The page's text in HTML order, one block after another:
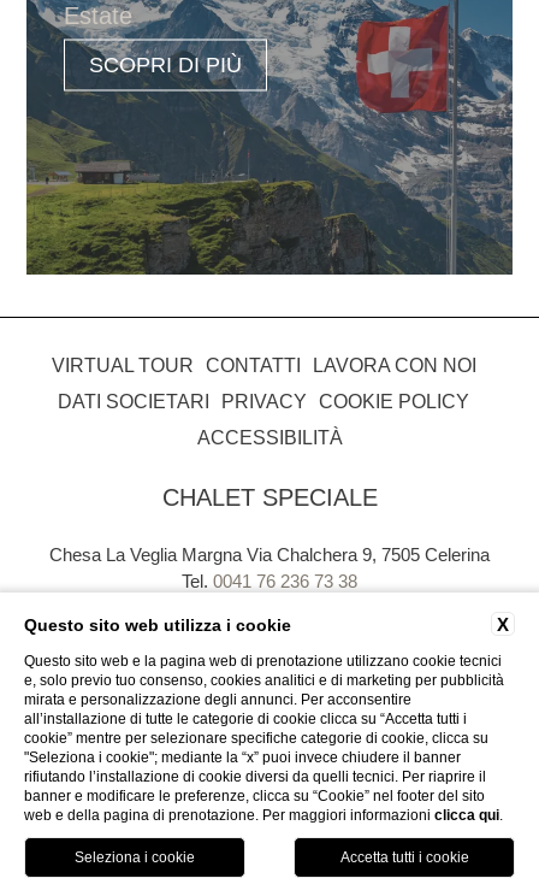
Estate
SCOPRI DI PIÙ
VIRTUAL TOUR CONTATTI
LAVORA CON NOI
DATI SOCIETARI
PRIVACY
COOKIE POLICY
ACCESSIBILITÀ
CHALET SPECIALE
Chesa La Veglia Margna Via Chalchera 9, 7505 Celerina
Tel. 0041 76 236 73 38
P.Iva. CHE - 113.724.220
WEBSITE BY BLASTNESS
X
Questo sito web utilizza i cookie
Questo sito web e la pagina web di prenotazione utilizzano cookie tecnici
e, solo previo tuo consenso, cookies analitici e di marketing per pubblicità
mirata e personalizzazione degli annunci. Per acconsentire
all’installazione di tutte le categorie di cookie clicca su “Accetta tutti i
cookie” mentre per selezionare specifiche categorie di cookie, clicca su
"Seleziona i cookie"; mediante la “x” puoi invece chiudere il banner
rifiutando l’installazione di cookie diversi da quelli tecnici. Per riaprire il
banner e modificare le preferenze, clicca su “Cookie” nel footer del sito
web e della pagina di prenotazione. Per maggiori informazioni clicca qui.